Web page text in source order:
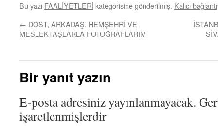
Bu yazı FAALİYETLERİ kategorisine gönderilmiş. Kalıcı
← DOST, ARKADAŞ, HEMŞEHRİ VE
MESLEKTAŞLARLA FOTOĞRAFLARIM
Bir yanıt yazın
E-posta adresiniz yayınlanmayacak.
işaretlenmişlerdir